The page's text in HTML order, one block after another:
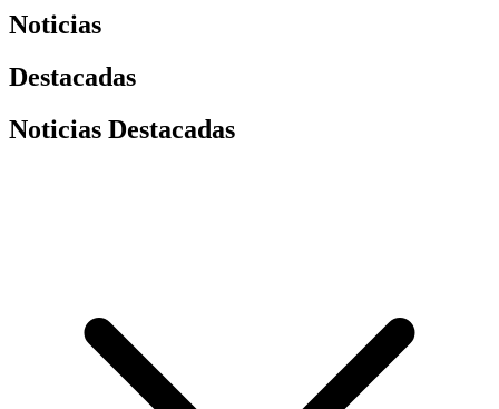
Noticias
Destacadas
Noticias Destacadas